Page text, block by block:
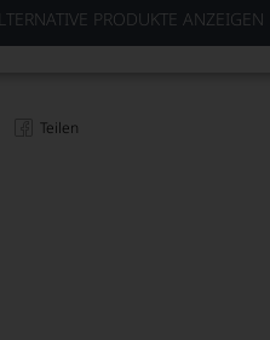
PRODUKTE ANZEIGEN
Teilen